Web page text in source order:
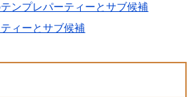
ンプレパーティーとサブ候補
ィーとサブ候補